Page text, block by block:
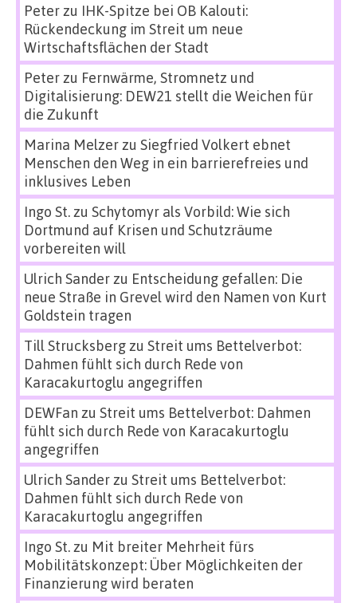
Peterzu IHK-Spitze bei OB Kalouti:
Rückendeckung im Streit um neue
Wirtschaftsflächen der Stadt
Peterzu Fernwärme, Stromnetz und
Digitalisierung: DEW21 stellt die Weichen für
die Zukunft
Marina Melzerzu Siegfried Volkert ebnet
Menschen den Weg in ein barrierefreies und
inklusives Leben
Ingo St.zu Schytomyr als Vorbild: Wie sich
Dortmund auf Krisen und Schutzräume
vorbereiten will
Ulrich Sanderzu Entscheidung gefallen: Die
neue Straße in Grevel wird den Namen von Kurt
Goldstein tragen
Till Strucksbergzu Streit ums Bettelverbot:
Dahmen fühlt sich durch Rede von
Karacakurtoglu angegriffen
DEWFan zu Streit ums Bettelverbot: Dahmen
fühlt sich durch Rede von Karacakurtoglu
angegriffen
Ulrich Sanderzu Streit ums Bettelverbot:
Dahmen fühlt sich durch Rede von
Karacakurtoglu angegriffen
Ingo St.zu Mit breiter Mehrheit fürs
Mobilitätskonzept: Über Möglichkeiten der
Finanzierung wird beraten